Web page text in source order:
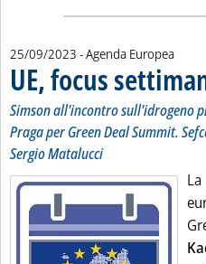
25/09/2023 - Agenda Europea
UE, focus
Simson all'incontro sull'idrogeno
Praga per Green Deal Summit.
Sergio Matalucci
La